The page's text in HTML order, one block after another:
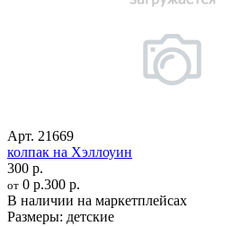
Арт. 21669
колпак на Хэллоуин
300 р.
от 0 р.300 р.
В наличии на маркетплейсах
Размеры: детские